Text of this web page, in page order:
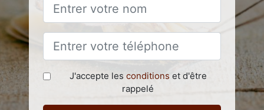
J'accepte les conditions et d'être
rappelé